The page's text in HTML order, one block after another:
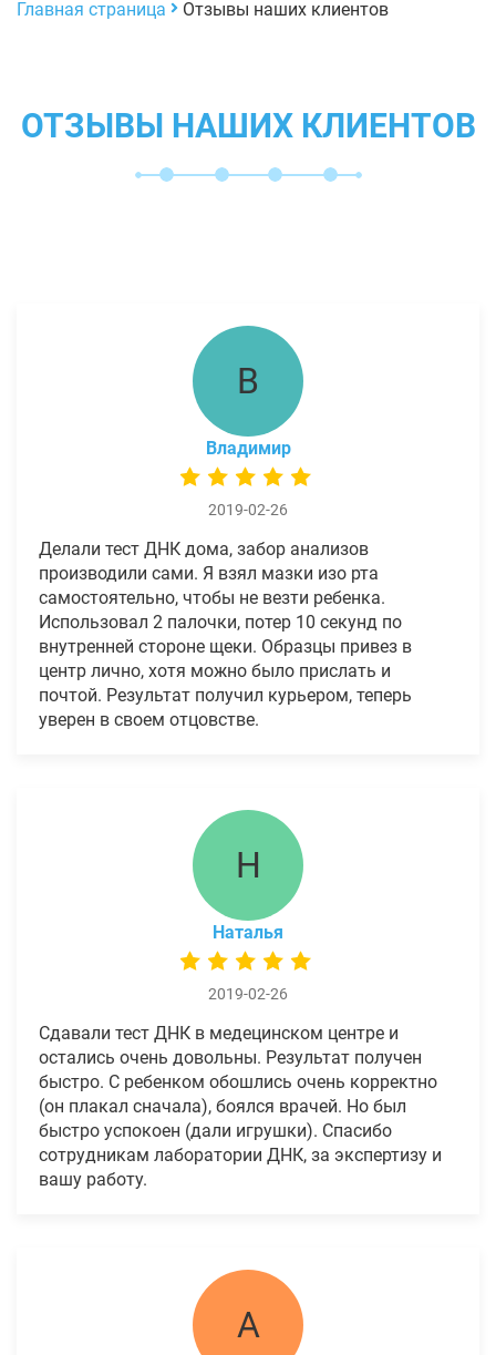
Главная страница Отзывы наших клиентов
ОТЗЫВЫ НАШИХ КЛИЕНТОВ
В
Владимир
2019-02-26
Делали тест ДНК дома, забор анализов
производили сами. Я взял мазки изо рта
самостоятельно, чтобы не везти ребенка.
Использовал 2 палочки, потер 10 секунд по
внутренней стороне щеки. Образцы привез в
центр лично, хотя можно было прислать и
почтой. Результат получил курьером, теперь
уверен в своем отцовстве.
Н
Наталья
2019-02-26
Сдавали тест ДНК в медецинском центре и
остались очень довольны. Результат получен
быстро. С ребенком обошлись очень корректно
(он плакал сначала), боялся врачей. Но был
быстро успокоен (дали игрушки). Спасибо
сотрудникам лаборатории ДНК, за экспертизу и
вашу работу.
А